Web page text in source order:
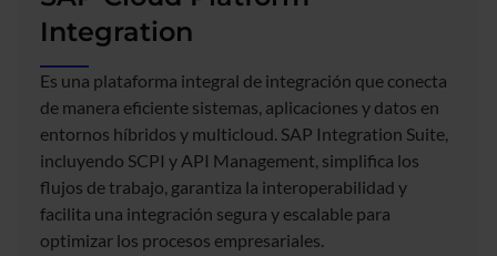
Integration
Es una plataforma integral de integración que conecta
de manera eficiente sistemas, aplicaciones y datos en
entornos híbridos y multicloud. SAP Integration Suite,
incluyendo SCPI y API Management, simplifica los
flujos de trabajo, garantiza la interoperabilidad y
facilita una integración segura y escalable para
optimizar los procesos empresariales.